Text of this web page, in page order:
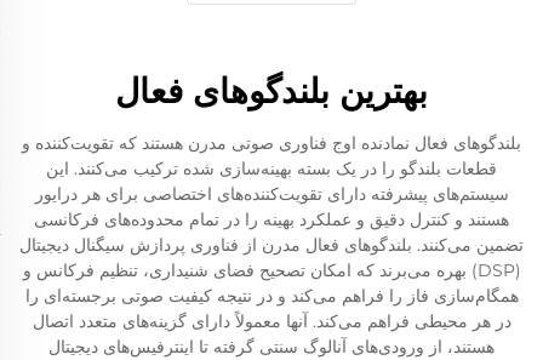
بهترین بلندگوهای فعال
بلندگوهای فعال نمادنده اوج فناوری صوتی مدرن هستند که تقویت‌کننده و
قطعات بلندگو را در یک بسته بهینه‌سازی شده ترکیب می‌کنند. این
سیستم‌های پیشرفته دارای تقویت‌کننده‌های اختصاصی برای هر درایور
هستند و کنترل دقیق و عملکرد بهینه را در تمام محدوده‌های فرکانسی
تضمین می‌کنند. بلندگوهای فعال مدرن از فناوری پردازش سیگنال دیجیتال
(DSP) بهره می‌برند که امکان تصحیح فضای شنیداری، تنظیم فرکانس و
همگام‌سازی فاز را فراهم می‌کند و در نتیجه کیفیت صوتی برجسته‌ای را
در هر محیطی فراهم می‌کند. آنها معمولاً دارای گزینه‌های متعدد اتصال
هستند، از ورودی‌های آنالوگ سنتی گرفته تا اینترفیس‌های دیجیتال